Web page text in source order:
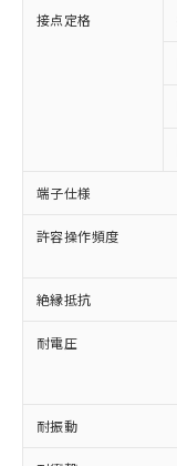
接点定格
端子仕様
許容操作頻度
絶縁抵抗
耐電圧
耐振動
※1 対応状
対応済
非含有に
対応予定
有に対応